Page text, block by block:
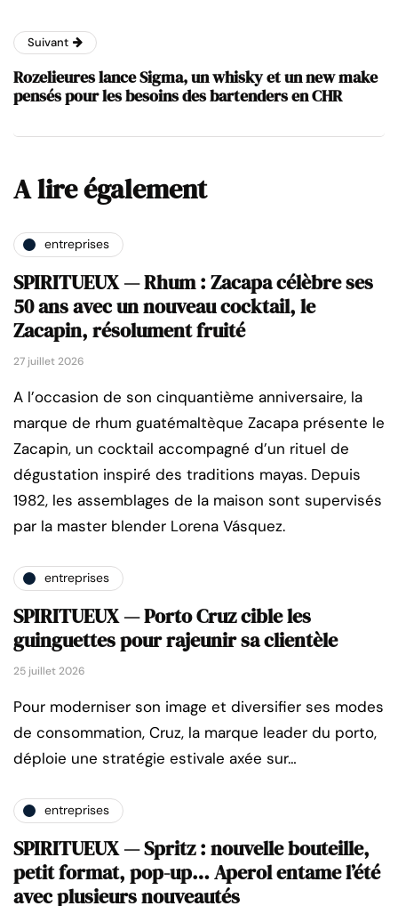
Suivant
Rozelieures lance Sigma, un whisky et un new make
pensés pour les besoins des bartenders en CHR
A lire également
entreprises
SPIRITUEUX — Rhum : Zacapa célèbre ses
50 ans avec un nouveau cocktail, le
Zacapin, résolument fruité
27 juillet 2026
A l’occasion de son cinquantième anniversaire, la
marque de rhum guatémaltèque Zacapa présente le
Zacapin, un cocktail accompagné d’un rituel de
dégustation inspiré des traditions mayas. Depuis
1982, les assemblages de la maison sont supervisés
par la master blender Lorena Vásquez.
entreprises
SPIRITUEUX — Porto Cruz cible les
guinguettes pour rajeunir sa clientèle
25 juillet 2026
Pour moderniser son image et diversifier ses modes
de consommation, Cruz, la marque leader du porto,
déploie une stratégie estivale axée sur…
entreprises
SPIRITUEUX — Spritz : nouvelle bouteille,
petit format, pop-up… Aperol entame l’été
avec plusieurs nouveautés